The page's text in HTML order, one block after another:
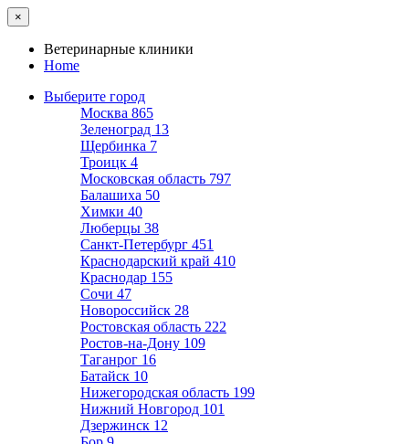
×
Ветеринарные клиники
Home
Выберите город
Москва 865
Зеленоград 13
Щербинка 7
Троицк 4
Московская область 797
Балашиха 50
Химки 40
Люберцы 38
Санкт-Петербург 451
Краснодарский край 410
Краснодар 155
Сочи 47
Новороссийск 28
Ростовская область 222
Ростов-на-Дону 109
Таганрог 16
Батайск 10
Нижегородская область 199
Нижний Новгород 101
Дзержинск 12